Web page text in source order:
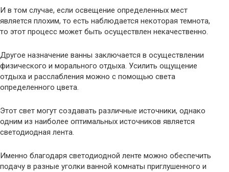
И в том случае, если освещение определенных мест
является плохим, то есть наблюдается некоторая темнота,
то этот процесс может быть осуществлен некачественно.
Другое назначение ванны заключается в осуществлении
физического и морального отдыха. Усилить ощущение
отдыха и расслабления можно с помощью света
определенного цвета.
Этот свет могут создавать различные источники, однако
одним из наиболее оптимальных источников является
светодиодная лента.
Именно благодаря светодиодной ленте можно обеспечить
подачу в разные уголки ванной комнаты приглушенного и